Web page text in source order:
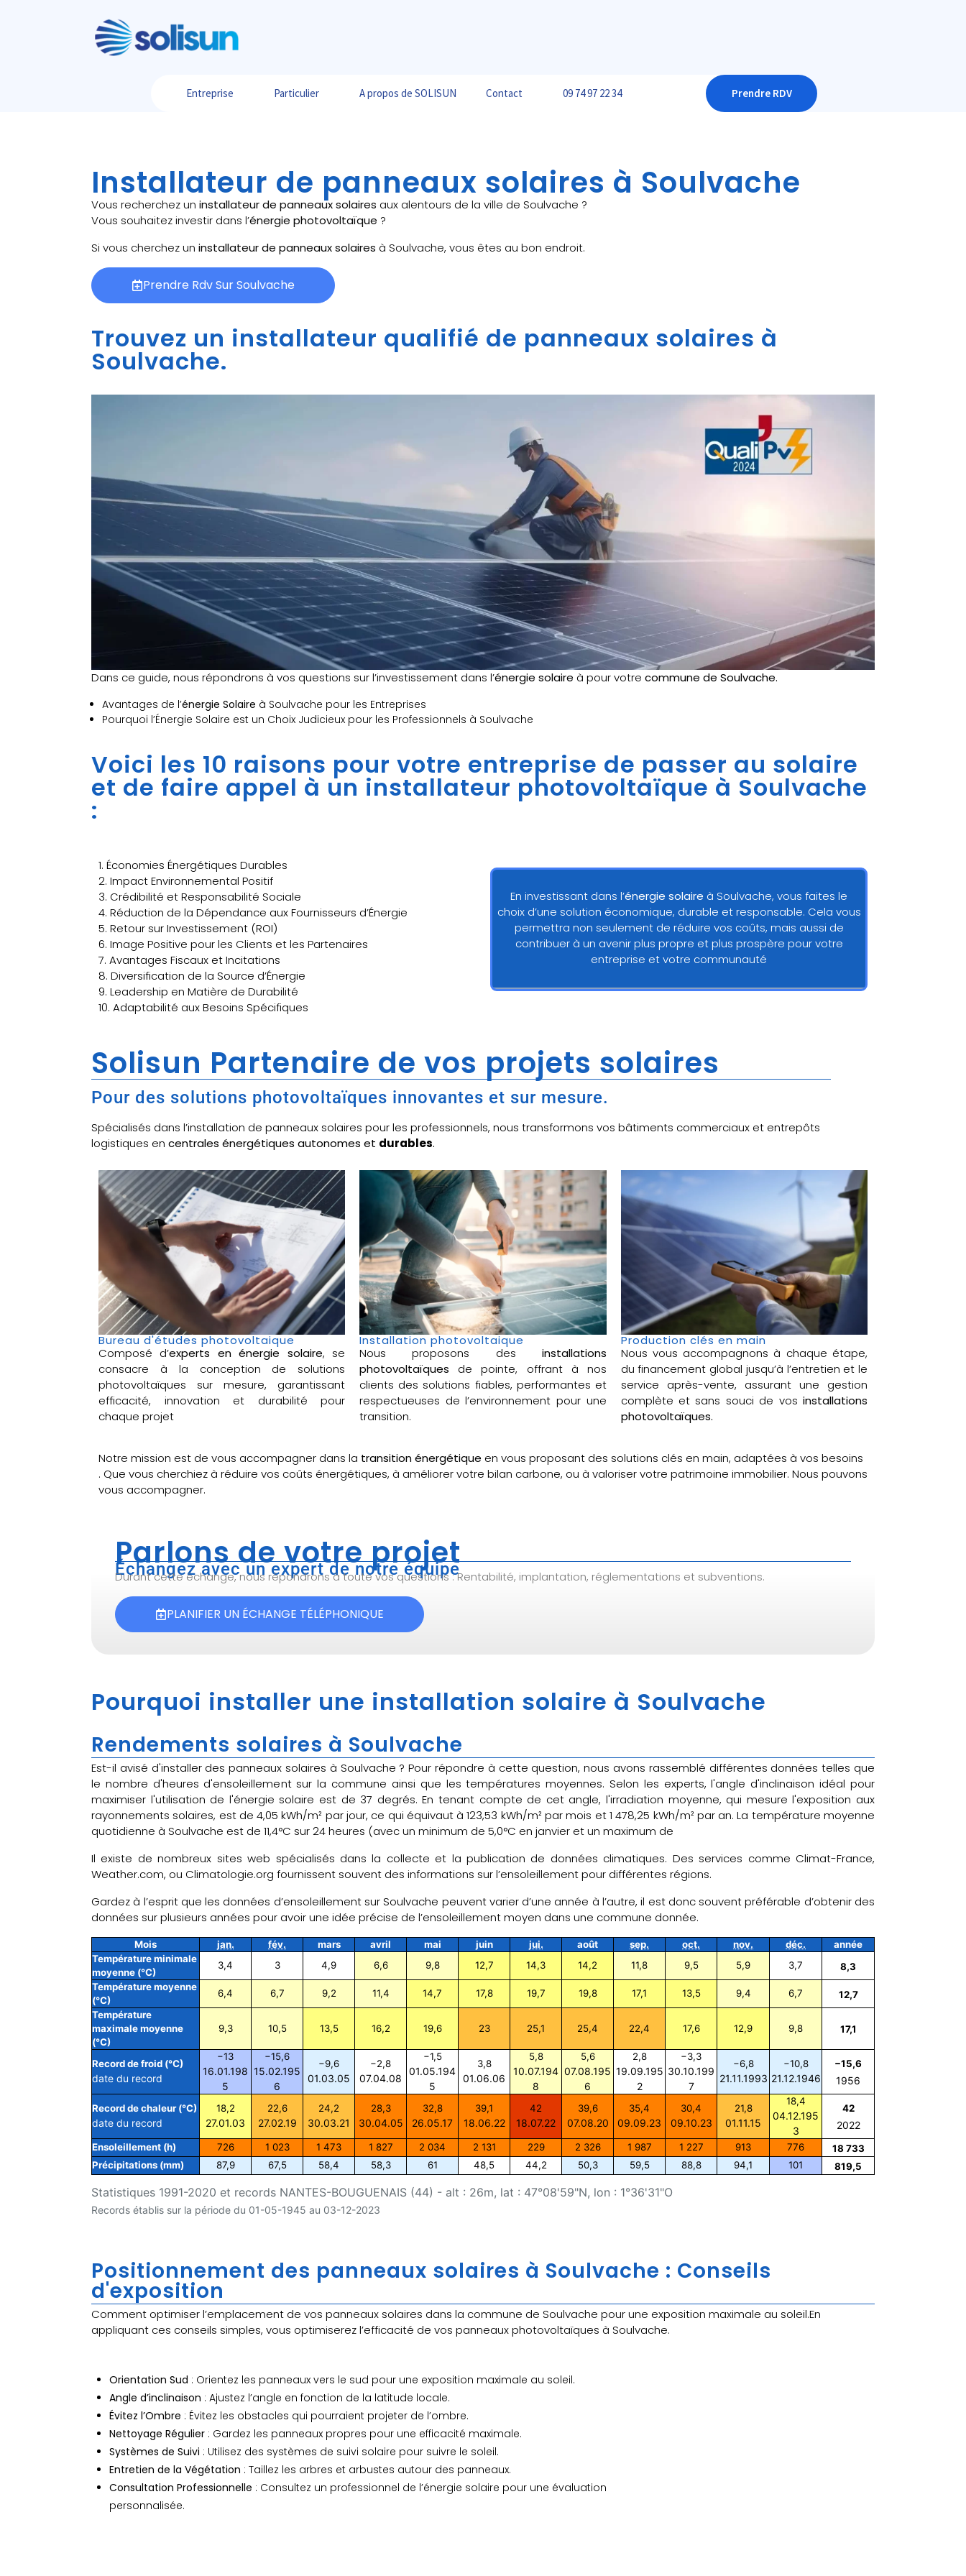
Entreprise Particulier A propos de SOLISUN Contact 09 74 97 22 34 Prendre RDV
Installateur de panneaux solaires à Soulvache
Vous recherchez un installateur de panneaux solaires aux alentours de la ville de Soulvache ?
Vous souhaitez investir dans l’énergie photovoltaïque ?
Si vous cherchez un installateur de panneaux solaires à Soulvache, vous êtes au bon endroit.
Prendre Rdv Sur Soulvache
Trouvez un installateur qualifié de panneaux solaires à
Soulvache.
Dans ce guide, nous répondrons à vos questions sur l’investissement dans l’énergie solaire à pour votre commune de Soulvache.
Avantages de l’énergie Solaire à Soulvache pour les Entreprises
Pourquoi l’Énergie Solaire est un Choix Judicieux pour les Professionnels à Soulvache
Voici les 10 raisons pour votre entreprise de passer au solaire
et de faire appel à un installateur photovoltaïque à Soulvache
:
1. Économies Énergétiques Durables
2. Impact Environnemental Positif
3. Crédibilité et Responsabilité Sociale
4. Réduction de la Dépendance aux Fournisseurs d’Énergie
5. Retour sur Investissement (ROI)
6. Image Positive pour les Clients et les Partenaires
7. Avantages Fiscaux et Incitations
8. Diversification de la Source d’Énergie
9. Leadership en Matière de Durabilité
10. Adaptabilité aux Besoins Spécifiques
En investissant dans l’énergie solaire à Soulvache, vous faites le
choix d’une solution économique, durable et responsable. Cela vous
permettra non seulement de réduire vos coûts, mais aussi de
contribuer à un avenir plus propre et plus prospère pour votre
entreprise et votre communauté
Solisun Partenaire de vos projets solaires
Pour des solutions photovoltaïques innovantes et sur mesure.
Spécialisés dans l’installation de panneaux solaires pour les professionnels, nous transformons vos bâtiments commerciaux et entrepôts
logistiques en centrales énergétiques autonomes et durables.
Bureau d'études photovoltaique
Composé d’experts en énergie solaire, se
consacre à la conception de solutions
photovoltaïques sur mesure, garantissant
efficacité, innovation et durabilité pour
chaque projet
Installation photovoltaique
Nous proposons des installations
photovoltaïques de pointe, offrant à nos
clients des solutions fiables, performantes et
respectueuses de l’environnement pour une
transition.
Production clés en main
Nous vous accompagnons à chaque étape,
du financement global jusqu’à l’entretien et le
service après-vente, assurant une gestion
complète et sans souci de vos installations
photovoltaïques.
Notre mission est de vous accompagner dans la transition énergétique en vous proposant des solutions clés en main, adaptées à vos besoins
. Que vous cherchiez à réduire vos coûts énergétiques, à améliorer votre bilan carbone, ou à valoriser votre patrimoine immobilier. Nous pouvons
vous accompagner.
Parlons de votre projet
Échangez avec un expert de notre équipe
Durant cette échange, nous répondrons à toute vos questions : Rentabilité, implantation, réglementations et subventions.
PLANIFIER UN ÉCHANGE TÉLÉPHONIQUE
Pourquoi installer une installation solaire à Soulvache
Rendements solaires à Soulvache
Est-il avisé d'installer des panneaux solaires à Soulvache ? Pour répondre à cette question, nous avons rassemblé différentes données telles que
le nombre d'heures d'ensoleillement sur la commune ainsi que les températures moyennes. Selon les experts, l'angle d'inclinaison idéal pour
maximiser l'utilisation de l'énergie solaire est de 37 degrés. En tenant compte de cet angle, l'irradiation moyenne, qui mesure l'exposition aux
rayonnements solaires, est de 4,05 kWh/m² par jour, ce qui équivaut à 123,53 kWh/m² par mois et 1 478,25 kWh/m² par an. La température moyenne
quotidienne à Soulvache est de 11,4°C sur 24 heures (avec un minimum de 5,0°C en janvier et un maximum de
Il existe de nombreux sites web spécialisés dans la collecte et la publication de données climatiques. Des services comme Climat-France,
Weather.com, ou Climatologie.org fournissent souvent des informations sur l’ensoleillement pour différentes régions.
Gardez à l’esprit que les données d’ensoleillement sur Soulvache peuvent varier d’une année à l’autre, il est donc souvent préférable d’obtenir des
données sur plusieurs années pour avoir une idée précise de l’ensoleillement moyen dans une commune donnée.
Statistiques 1991-2020 et records NANTES-BOUGUENAIS (44) - alt : 26m, lat : 47°08'59"N, lon : 1°36'31"O
Records établis sur la période du 01-05-1945 au 03-12-2023
Mois jan. fév. mars avril mai juin jui. août sep. oct. nov. déc.
année
Température minimale
moyenne (°C)
3,4 3 4,9 6,6 9,8 12,7 14,3 14,2 11,8 9,5 5,9 3,7
8,3
Température moyenne
(°C)
6,4 6,7 9,2 11,4 14,7 17,8 19,7 19,8 17,1 13,5 9,4 6,7
12,7
Température
maximale moyenne
(°C)
9,3 10,5 13,5 16,2 19,6 23 25,1 25,4 22,4 17,6 12,9 9,8 17,1
Record de froid (°C)
date du record
−13
16.01.198
5
−15,6
15.02.195
6
−9,6
01.03.05
−2,8
07.04.08
−1,5
01.05.194
5
3,8
01.06.06
5,8
10.07.194
8
5,6
07.08.195
6
2,8
19.09.195
2
−3,3
30.10.199
7
−6,8
21.11.1993
−10,8
21.12.1946
−15,6
1956
Record de chaleur (°C)
date du record
18,2
27.01.03
22,6
27.02.19
24,2
30.03.21
28,3
30.04.05
32,8
26.05.17
39,1
18.06.22
42
18.07.22
39,6
07.08.20
35,4
09.09.23
30,4
09.10.23
21,8
01.11.15
18,4
04.12.195
3
42
2022
Ensoleillement (h) 726 1 023 1 473 1 827 2 034 2 131 229 2 326 1 987 1 227 913 776
18 733
Précipitations (mm)
87,9 67,5 58,4 58,3 61 48,5 44,2 50,3 59,5 88,8 94,1 101 819,5
Positionnement des panneaux solaires à Soulvache : Conseils
d'exposition
Comment optimiser l’emplacement de vos panneaux solaires dans la commune de Soulvache pour une exposition maximale au soleil.En
appliquant ces conseils simples, vous optimiserez l’efficacité de vos panneaux photovoltaïques à Soulvache.
Orientation Sud : Orientez les panneaux vers le sud pour une exposition maximale au soleil.
Angle d’inclinaison : Ajustez l’angle en fonction de la latitude locale.
Évitez l’Ombre : Évitez les obstacles qui pourraient projeter de l’ombre.
Nettoyage Régulier : Gardez les panneaux propres pour une efficacité maximale.
Systèmes de Suivi : Utilisez des systèmes de suivi solaire pour suivre le soleil.
Entretien de la Végétation : Taillez les arbres et arbustes autour des panneaux.
Consultation Professionnelle : Consultez un professionnel de l’énergie solaire pour une évaluation
personnalisée.